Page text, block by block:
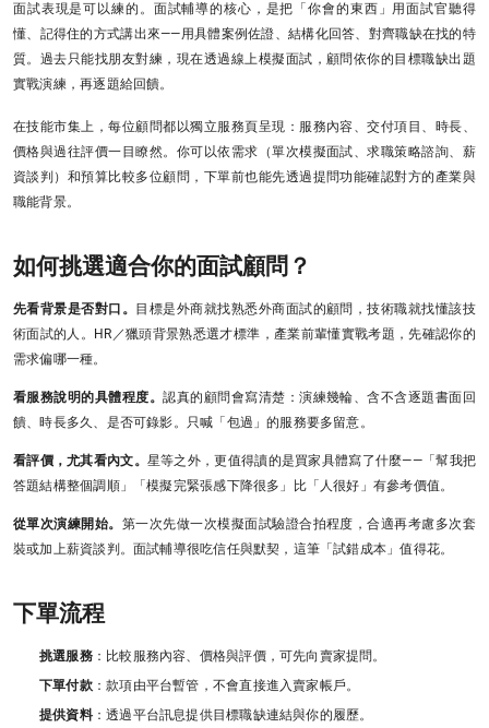
面試表現是可以練的。面試輔導的核心，是把「你會的東西」用面試官聽得
懂、記得住的方式講出來——用具體案例佐證、結構化回答、對齊職缺在找的特
質。過去只能找朋友對練，現在透過線上模擬面試，顧問依你的目標職缺出題
實戰演練，再逐題給回饋。
在技能市集上，每位顧問都以獨立服務頁呈現：服務內容、交付項目、時長、
價格與過往評價一目瞭然。你可以依需求（單次模擬面試、求職策略諮詢、薪
資談判）和預算比較多位顧問，下單前也能先透過提問功能確認對方的產業與
職能背景。
如何挑選適合你的面試顧問？
先看背景是否對口。
目標是外商就找熟悉外商面試的顧問，技術職就找懂該技
術面試的人。HR／獵頭背景熟悉選才標準，產業前輩懂實戰考題，先確認你的
需求偏哪一種。
看服務說明的具體程度。認真的顧問會寫清楚：演練幾輪、含不含逐題書面回
饋、時長多久、是否可錄影。只喊「包過」的服務要多留意。
看評價，尤其看內文。 星等之外，更值得讀的是買家具體寫了什麼——「幫我把
答題結構整個調順」「模擬完緊張感下降很多」比「人很好」有參考價值。
從單次演練開始。 第一次先做一次模擬面試驗證合拍程度，合適再考慮多次套
裝或加上薪資談判。面試輔導很吃信任與默契，這筆「試錯成本」值得花。
下單流程
挑選服務：比較服務內容、價格與評價，可先向賣家提問。
下單付款：款項由平台暫管，不會直接進入賣家帳戶。
提供資料：透過平台訊息提供目標職缺連結與你的履歷。